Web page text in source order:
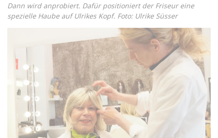
Dann wird anprobiert. Dafür positioniert der Friseur eine
spezielle Haube auf Ulrikes Kopf. Foto: Ulrike Süsser